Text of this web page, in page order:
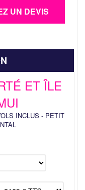
ET ÎLE
INCLUS - PETIT